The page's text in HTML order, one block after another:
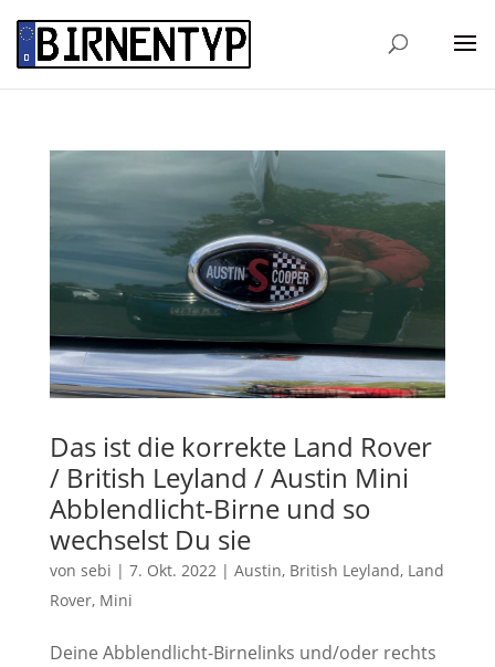
Das ist die korrekte Land Rover
/ British Leyland / Austin Mini
Abblendlicht-Birne und so
wechselst Du sie
von sebi | 7. Okt. 2022| Austin, British Leyland, Land
Rover, Mini
Deine Abblendlicht-Birnelinks und/oder rechts